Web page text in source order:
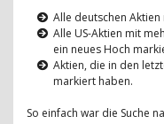
Alle deutschen
Alle US-Aktien mit
ein neues Hoch
Aktien, die in den
markiert haben.
So einfach war die Suche